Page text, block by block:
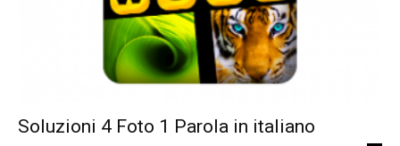
Soluzioni 4 Foto 1 Parola in italiano